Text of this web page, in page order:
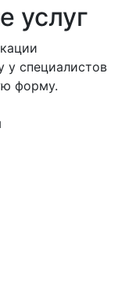
услуг
у специалистов
форму.